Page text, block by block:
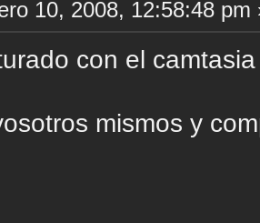
10, 2008, 12:58:48 pm
con el
mismos y